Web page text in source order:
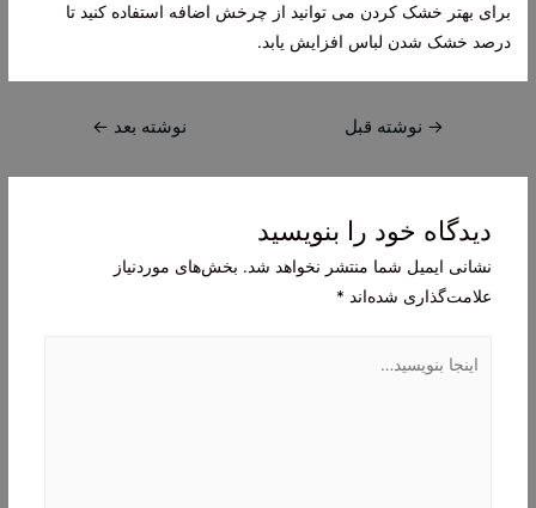
برای بهتر خشک کردن می توانید از چرخش اضافه استفاده کنید تا
درصد خشک شدن لباس افزایش یابد.
راهبری
→ نوشته قبل نوشته بعد ←
دیدگاه‌ خود را بنویسید
نشانی ایمیل شما منتشر نخواهد شد. بخش‌های موردنیاز
علامت‌گذاری شده‌اند *
بنویسید…